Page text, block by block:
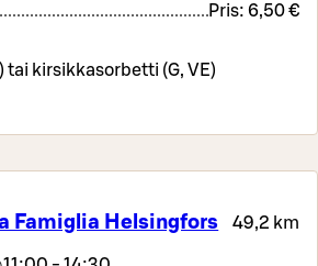
Pris: 6,50 €
tai kirsikkasorbetti (G, VE)
Famiglia Helsingfors 49,2 km